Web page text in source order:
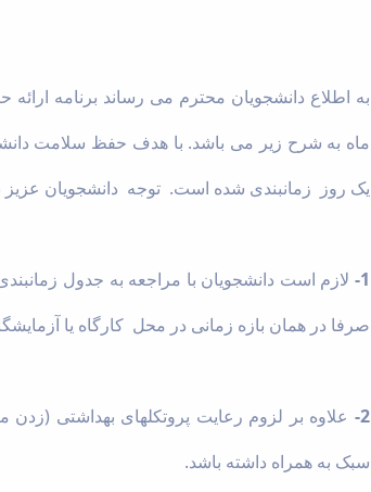
ماه به شرح زیر می باشد. با هدف حفظ سلامت
یک روز زمانبندی شده است. توجه دانشجویان
1- لازم است دانشجویان با مراجعه به جدول
صرفا در همان بازه زمانی در محل کارگاه یا
2- علاوه بر لزوم رعایت پروتکلهای بهداشتی
سبک به همراه داشته باشد.